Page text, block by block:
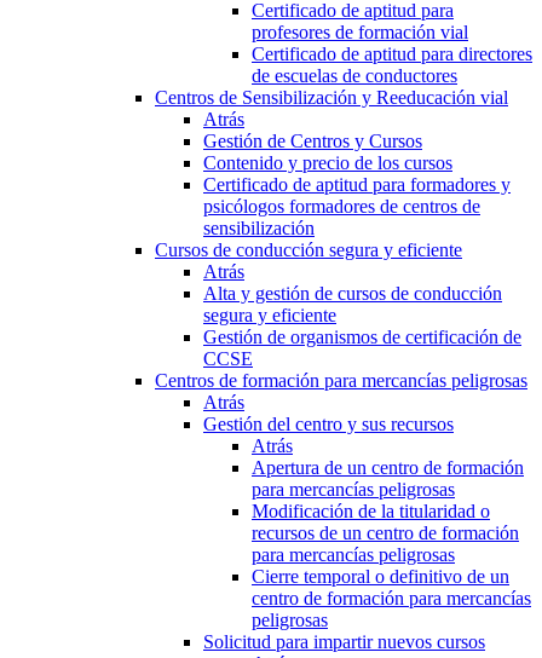
Certificado de aptitud para
profesores de formación vial
Certificado de aptitud para directores
de escuelas de conductores
Centros de Sensibilización y Reeducación vial
Atrás
Gestión de Centros y Cursos
Contenido y precio de los cursos
Certificado de aptitud para formadores y
psicólogos formadores de centros de
sensibilización
Cursos de conducción segura y eficiente
Atrás
Alta y gestión de cursos de conducción
segura y eficiente
Gestión de organismos de certificación de
CCSE
Centros de formación para mercancías peligrosas
Atrás
Gestión del centro y sus recursos
Atrás
Apertura de un centro de formación
para mercancías peligrosas
Modificación de la titularidad o
recursos de un centro de formación
para mercancías peligrosas
Cierre temporal o definitivo de un
centro de formación para mercancías
peligrosas
Solicitud para impartir nuevos cursos